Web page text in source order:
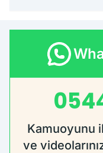
Kamuoyunu
ve